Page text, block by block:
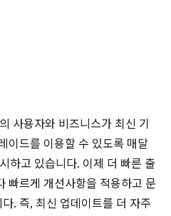
사용자와 비즈니스가 최신 기
이드를 이용할 수 있도록 매달
하고 있습니다. 이제 더 빠른 출
빠르게 개선사항을 적용하고 문
. 즉, 최신 업데이트를 더 자주